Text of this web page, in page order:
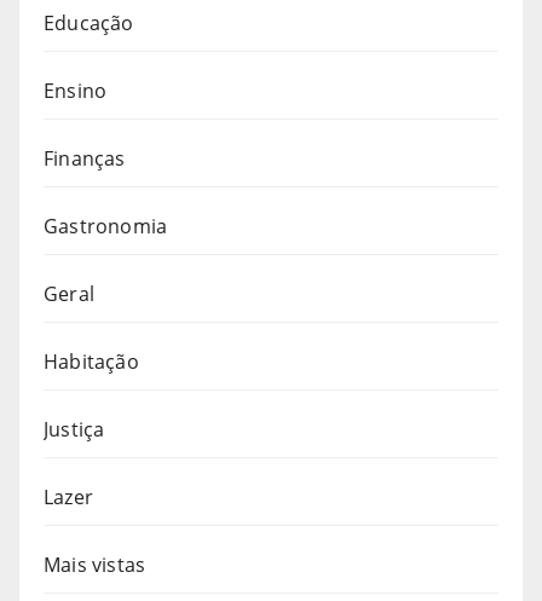
Educação
Ensino
Finanças
Gastronomia
Geral
Habitação
Justiça
Lazer
Mais vistas